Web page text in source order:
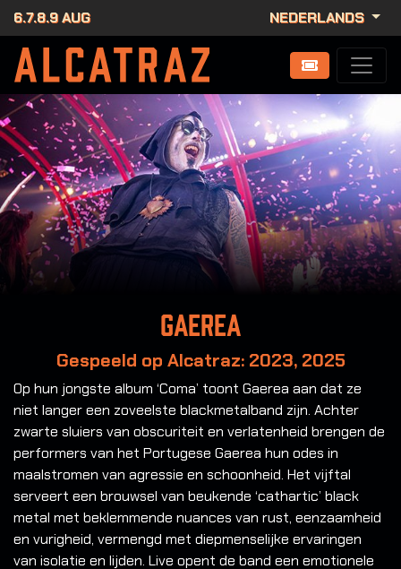
6.7.8.9 AUG NEDERLANDS
Gaerea
Gespeeld op Alcatraz: 2023, 2025
Op hun jongste album ‘Coma’ toont Gaerea aan dat ze
niet langer een zoveelste blackmetalband zijn. Achter
zwarte sluiers van obscuriteit en verlatenheid brengen de
performers van het Portugese Gaerea hun odes in
maalstromen van agressie en schoonheid. Het vijftal
serveert een brouwsel van beukende ‘cathartic’ black
metal met beklemmende nuances van rust, eenzaamheid
en vurigheid, vermengd met diepmenselijke ervaringen
van isolatie en lijden. Live opent de band een emotionele